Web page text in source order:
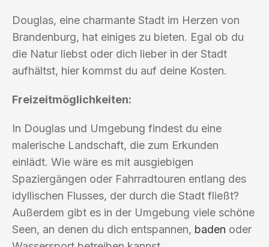
Douglas, eine charmante Stadt im Herzen von
Brandenburg, hat einiges zu bieten. Egal ob du
die Natur liebst oder dich lieber in der Stadt
aufhältst, hier kommst du auf deine Kosten.
Freizeitmöglichkeiten:
In Douglas und Umgebung findest du eine
malerische Landschaft, die zum Erkunden
einlädt. Wie wäre es mit ausgiebigen
Spaziergängen oder Fahrradtouren entlang des
idyllischen Flusses, der durch die Stadt fließt?
Außerdem gibt es in der Umgebung viele schöne
Seen, an denen du dich entspannen, baden oder